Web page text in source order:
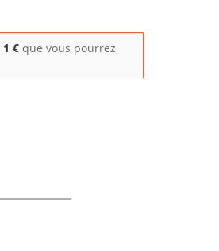
1 € que vous pourrez